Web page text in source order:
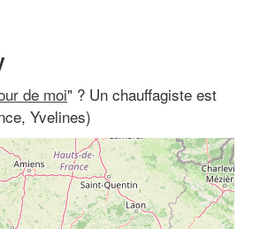
de moi" ? Un chauffagiste est
Yvelines)